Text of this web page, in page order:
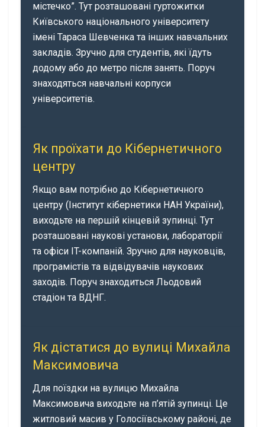
містечко”. Тут розташовані гуртожитки
Київського національного університету
імені Тараса Шевченка та інших навчальних
закладів. Зручно для студентів, які їдуть
додому або до метро після занять. Поруч
знаходяться навчальні корпуси
університетів.
Як проїхати до Кібернетичного
центру
Якщо вам потрібно до Кібернетичного
центру (Інститут кібернетики НАН України),
виходьте на першій кінцевій зупинці. Тут
розташовані наукові установи, лабораторії
та офіси IT-компаній. Зручно для науковців,
програмістів та відвідувачів наукових
заходів. Поруч знаходиться Льодовий
стадіон та ВДНГ.
Як дістатися до вулиці Михайла
Максимовича
Для поїздки на вулицю Михайла
Максимовича виходьте на п’ятій зупинці. Це
житловий масив у Голосіївському районі, де